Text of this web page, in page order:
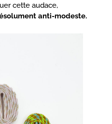
cette audace,
anti-modeste.